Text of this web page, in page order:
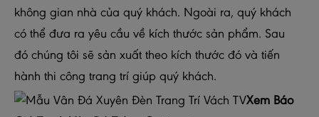
không gian nhà của quý khách. Ngoài ra, quý khách
có thể đưa ra yêu cầu về kích thước sản phẩm. Sau
đó chúng tôi sẽ sản xuất theo kích thước đó và tiến
hành thi công trang trí giúp quý khách.
Xem Báo